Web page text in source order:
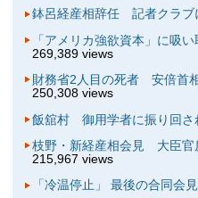
鉢呂経産相辞任 記者クラブ
「アメリカ強欲資本」に吸
269,389 views
財務省2人目の死者 安倍首
250,308 views
飯舘村 御用学者に振り回さ
枝野・新経産相会見 大臣官
215,967 views
「冷温停止」 最後の合同会